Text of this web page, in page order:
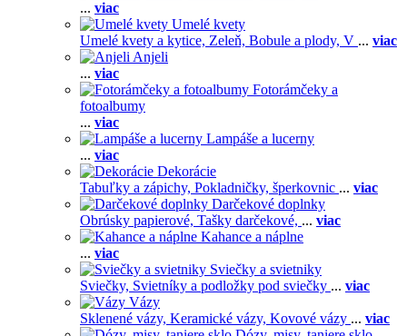
... viac
Umelé kvety
Umelé kvety a kytice, Zeleň, Bobule a plody, V ... viac
Anjeli
... viac
Fotorámčeky a
fotoalbumy
... viac
Lampáše a lucerny
... viac
Dekorácie
Tabuľky a zápichy, Pokladničky, šperkovnic ... viac
Darčekové doplnky
Obrúsky papierové, Tašky darčekové, ... viac
Kahance a náplne
... viac
Sviečky a svietniky
Sviečky, Svietníky a podložky pod sviečky ... viac
Vázy
Sklenené vázy, Keramické vázy, Kovové vázy ... viac